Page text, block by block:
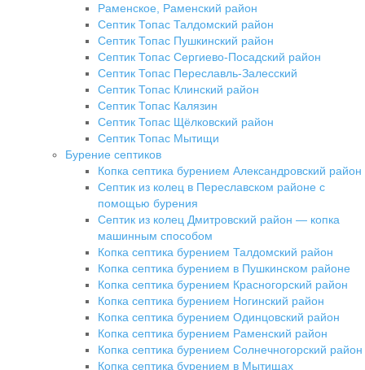
Раменское, Раменский район
Септик Топас Талдомский район
Септик Топас Пушкинский район
Септик Топас Сергиево-Посадский район
Септик Топас Переславль-Залесский
Септик Топас Клинский район
Септик Топас Калязин
Септик Топас Щёлковский район
Септик Топас Мытищи
Бурение септиков
Копка септика бурением Александровский район
Септик из колец в Переславском районе с
помощью бурения
Септик из колец Дмитровский район — копка
машинным способом
Копка септика бурением Талдомский район
Копка септика бурением в Пушкинском районе
Копка септика бурением Красногорский район
Копка септика бурением Ногинский район
Копка септика бурением Одинцовский район
Копка септика бурением Раменский район
Копка септика бурением Солнечногорский район
Копка септика бурением в Мытищах